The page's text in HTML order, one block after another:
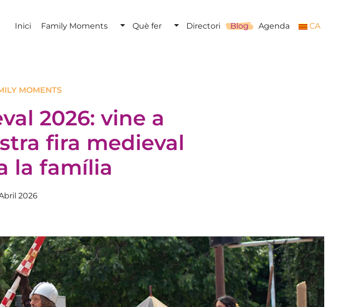
Inici Family Moments Què fer Directori Blog Agenda CA
MOMENTS
2026: vine a
fira medieval
la família
2026